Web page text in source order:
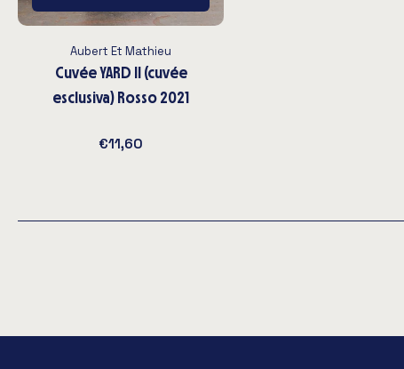
Aubert Et Mathieu
Cuvée YARD II (cuvée
esclusiva) Rosso 2021
€11,60